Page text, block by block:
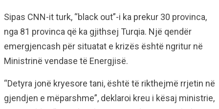
Sipas CNN-it turk, “black out”-i ka prekur 30 provinca,
nga 81 provinca që ka gjithsej Turqia. Një qendër
emergjencash për situatat e krizës është ngritur në
Ministrinë vendase të Energjisë.
“Detyra jonë kryesore tani, është të rikthejmë rrjetin në
gjendjen e mëparshme”, deklaroi kreu i kësaj ministrie,